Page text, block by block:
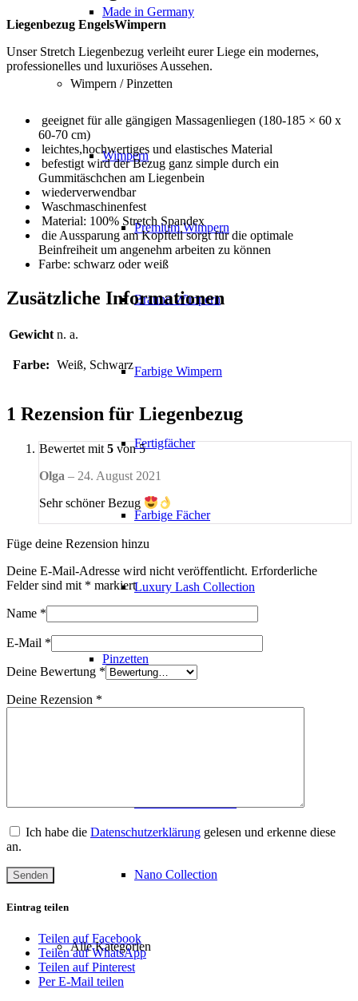
Made in Germany
Wimpern / Pinzetten
Wimpern
Premium Wimpern
Braune Wimpern
Farbige Wimpern
Fertigfächer
Farbige Fächer
Luxury Lash Collection
Pinzetten
Nano Collection
Alle Kategorien
Liegenbezug EngelsWimpern
Unser Stretch Liegenbezug verleiht eurer Liege ein modernes,
professionelles und luxuriöses Aussehen.
geeignet für alle gängigen Massagenliegen (180-185 × 60 x
60-70 cm)
leichtes,hochwertiges und elastisches Material
befestigt wird der Bezug ganz simple durch ein
Gummitäschchen am Liegenbein
wiederverwendbar
Waschmaschinenfest
Material: 100% Stretch Spandex
die Aussparung am Kopfteil sorgt für die optimale
Beinfreiheit um angenehm arbeiten zu können
Farbe: schwarz oder weiß
Zusätzliche Informationen
Gewicht n. a.
Farbe: Weiß, Schwarz
1 Rezension für Liegenbezug
Bewertet mit 5 von 5
Olga – 24. August 2021
Sehr schöner Bezug
Füge deine Rezension hinzu
Deine E-Mail-Adresse wird nicht veröffentlicht. Erforderliche
Felder sind mit * markiert
Name *
E-Mail *
Deine Bewertung *
Deine Rezension *
Ich habe die Datenschutzerklärung gelesen und erkenne diese
an.
Eintrag teilen
Teilen auf Facebook
Teilen auf WhatsApp
Teilen auf Pinterest
Per E-Mail teilen